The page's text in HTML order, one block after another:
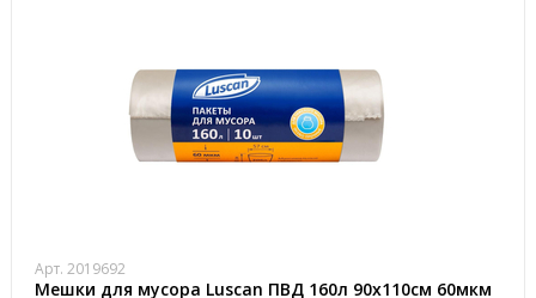
Арт. 2019692
Мешки для мусора Luscan ПВД 160л 90х110см 60мкм